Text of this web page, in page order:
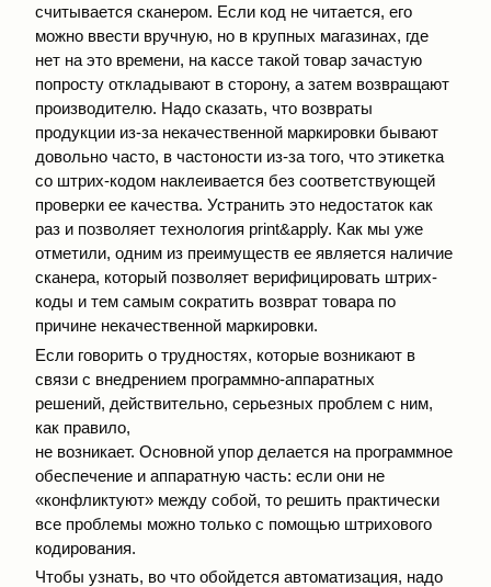
считывается сканером. Если код не читается, его
можно ввести вручную, но в крупных магазинах, где
нет на это времени, на кассе такой товар зачастую
попросту откладывают в сторону, а затем возвращают
производителю. Надо сказать, что возвраты
продукции из-за некачественной маркировки бывают
довольно часто, в частоности из-за того, что этикетка
со штрих-кодом наклеивается без соответствующей
проверки ее качества. Устранить это недостаток как
раз и позволяет технология print&apply. Как мы уже
отметили, одним из преимуществ ее является наличие
сканера, который позволяет верифицировать штрих-
коды и тем самым сократить возврат товара по
причине некачественной маркировки.
Если говорить о трудностях, которые возникают в
связи с внедрением программно-аппаратных
решений, действительно, серьезных проблем с ним,
как правило,
не возникает. Основной упор делается на программное
обеспечение и аппаратную часть: если они не
«конфликтуют» между собой, то решить практически
все проблемы можно только с помощью штрихового
кодирования.
Чтобы узнать, во что обойдется автоматизация, надо